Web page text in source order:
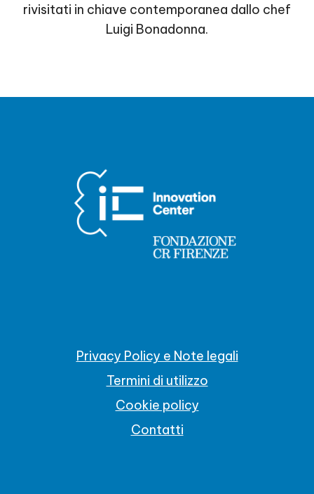
rivisitati in chiave contemporanea dallo chef
Luigi Bonadonna.
Privacy Policy e Note legali
Termini di utilizzo
Cookie policy
Contatti